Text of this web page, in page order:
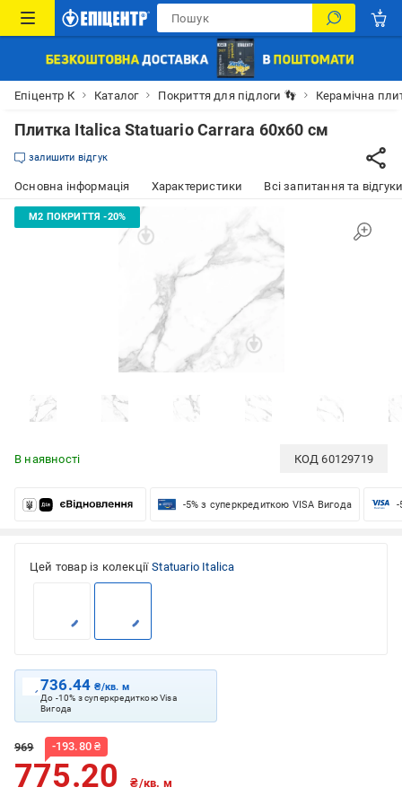
Епіцентр К Каталог Покриття для підлоги 👣 Керамічна
Плитка Italica Statuario Carrara 60x60 см
залишити відгук
Основна інформація Характеристики Всі запитання та
В наявності КОД60129719
-5% з суперкредиткою VISA Вигода -
Цей товар із колекції Statuario Italica
736.44₴/кв. м
До -10% з суперкредиткою Visa
Вигода
969 -193.80 ₴
775.20 ₴/кв. м